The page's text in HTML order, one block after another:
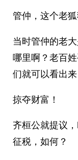
管仲，这个老狐
当时管仲的老
哪里啊？老百
们就可以看出
掠夺财富！
齐桓公就提议
征税，如何？